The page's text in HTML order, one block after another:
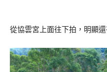
從協雲宮上面往下拍，明顯